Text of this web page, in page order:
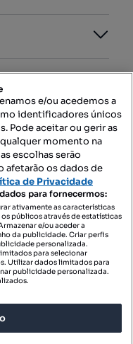
NA:
S.A.
e/ou acedemos a
identificadores únicos
Pode aceitar ou gerir as
momento na
escolhas serão
afetarão os dados de
de Privacidade
para fornecermos:
ativamente as características
públicos através de estatísticas
e/ou aceder a
da publicidade. Criar perfis
personalizada.
para selecionar
Utilizar dados limitados para
publicidade personalizada.